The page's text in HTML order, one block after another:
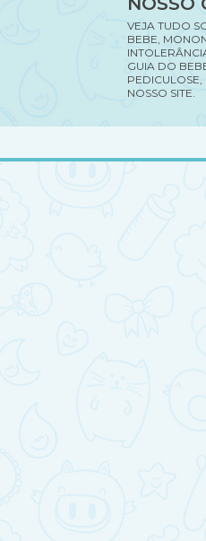
VEJA TUDO
BEBE,
GUIA DO
PEDICULOSE,
NOSSO SITE.